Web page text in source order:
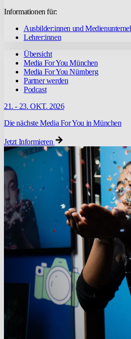
Informationen für:
Ausbilder:innen und
Lehrer:innen
Übersicht
Media For You München
Media For You Nürnberg
Partner werden
Podcast
21. - 23. OKT. 2026
Die nächste Media For You in München
Jetzt Informieren